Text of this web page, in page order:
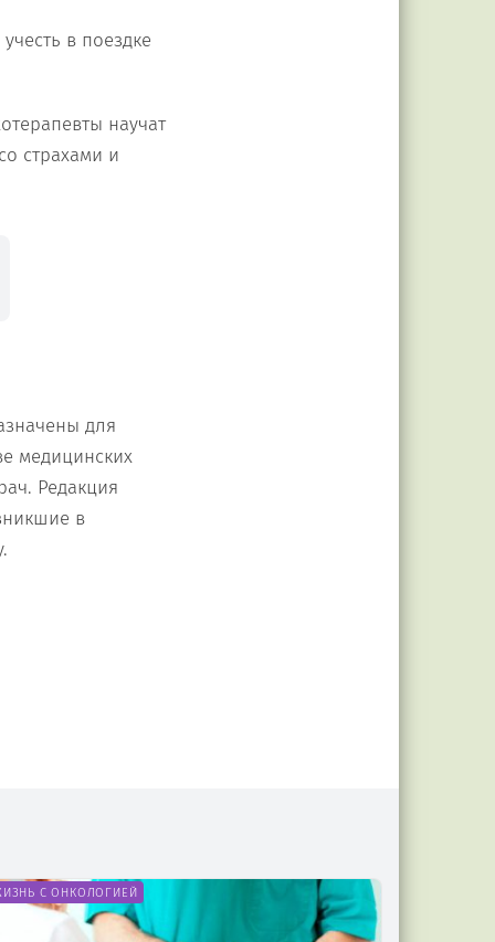
в поездке
научат
страхами и
для
медицинских
Редакция
в
С ОНКОЛОГИЕЙ